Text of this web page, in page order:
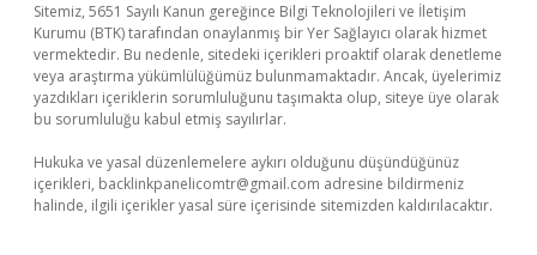
Sitemiz, 5651 Sayılı Kanun gereğince Bilgi Teknolojileri ve İletişim
Kurumu (BTK) tarafından onaylanmış bir Yer Sağlayıcı olarak hizmet
vermektedir. Bu nedenle, sitedeki içerikleri proaktif olarak denetleme
veya araştırma yükümlülüğümüz bulunmamaktadır. Ancak, üyelerimiz
yazdıkları içeriklerin sorumluluğunu taşımakta olup, siteye üye olarak
bu sorumluluğu kabul etmiş sayılırlar.
Hukuka ve yasal düzenlemelere aykırı olduğunu düşündüğünüz
içerikleri, backlinkpanelicomtr@gmail.com adresine bildirmeniz
halinde, ilgili içerikler yasal süre içerisinde sitemizden kaldırılacaktır.